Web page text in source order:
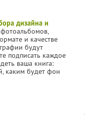
дизайна и
и качестве
будут
подписать каждое
ваша книга:
каким будет фон